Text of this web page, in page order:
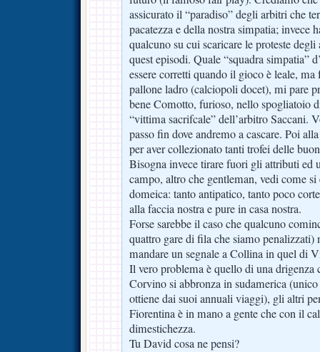
assicurato il “paradiso” degli arbitri che
pacatezza e della nostra simpatia; invece
qualcuno su cui scaricare le proteste
quest episodi. Quale “squadra simpatia”
essere corretti quando il gioco è leale,
pallone ladro (calciopoli docet), mi pare
bene Comotto, furioso, nello spogliatoio
“vittima sacrifcale” dell’arbitro Saccani.
passo fin dove andremo a cascare. Poi
per aver collezionato tanti trofei delle
Bisogna invece tirare fuori gli attributi ed
campo, altro che gentleman, vedi come
domeica: tanto antipatico, tanto poco
alla faccia nostra e pure in casa nostra.
Forse sarebbe il caso che qualcuno
quattro gare di fila che siamo penalizzati)
mandare un segnale a Collina in quel di
Il vero problema è quello di una drigenza
Corvino si abbronza in sudamerica
ottiene dai suoi annuali viaggi), gli altri
Fiorentina è in mano a gente che con il
dimestichezza.
Tu David cosa ne pensi?